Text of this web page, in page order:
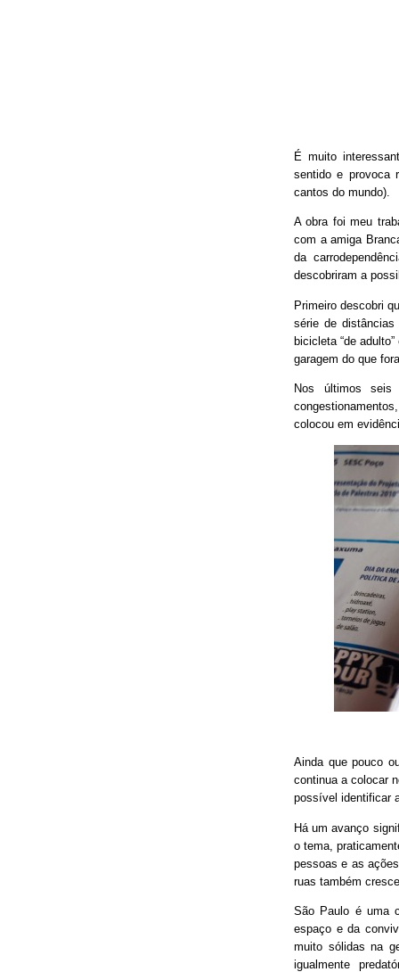
É muito
sentido e provoca
cantos do mundo).
A obra foi meu
com a amiga
da
descobriram a
Primeiro descobri
série de distâncias
bicicleta “de
garagem do que
Nos últimos seis
colocou em
Ainda que pouco
continua a colocar
possível identificar
Há um avanço
o tema,
pessoas e as
ruas também
São Paulo é uma
espaço e da
muito sólidas na
igualmente